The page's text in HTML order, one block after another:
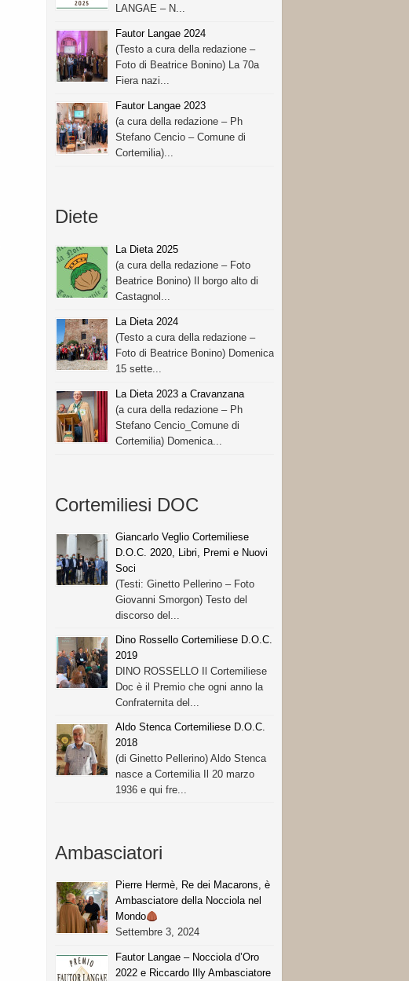
LANGAE – N...
Fautor Langae 2024
(Testo a cura della redazione –
Foto di Beatrice Bonino) La 70a
Fiera nazi...
Fautor Langae 2023
(a cura della redazione – Ph
Stefano Cencio – Comune di
Cortemilia)...
Diete
La Dieta 2025
(a cura della redazione – Foto
Beatrice Bonino) Il borgo alto di
Castagnol...
La Dieta 2024
(Testo a cura della redazione –
Foto di Beatrice Bonino) Domenica
15 sette...
La Dieta 2023 a Cravanzana
(a cura della redazione – Ph
Stefano Cencio_Comune di
Cortemilia) Domenica...
Cortemiliesi DOC
Giancarlo Veglio Cortemiliese
D.O.C. 2020, Libri, Premi e Nuovi
Soci
(Testi: Ginetto Pellerino – Foto
Giovanni Smorgon) Testo del
discorso del...
Dino Rossello Cortemiliese D.O.C.
2019
DINO ROSSELLO Il Cortemiliese
Doc è il Premio che ogni anno la
Confraternita del...
Aldo Stenca Cortemiliese D.O.C.
2018
(di Ginetto Pellerino) Aldo Stenca
nasce a Cortemilia Il 20 marzo
1936 e qui fre...
Ambasciatori
Pierre Hermè, Re dei Macarons, è
Ambasciatore della Nocciola nel
Mondo
Settembre 3, 2024
Fautor Langae – Nocciola d’Oro
2022 e Riccardo Illy Ambasciatore